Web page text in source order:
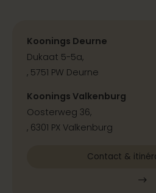
Koonings Deurne
Dukaat 5-5a,
, 5751 PW Deurne
Koonings Valkenburg
Oosterweg 36,
, 6301 PX Valkenburg
Contact &